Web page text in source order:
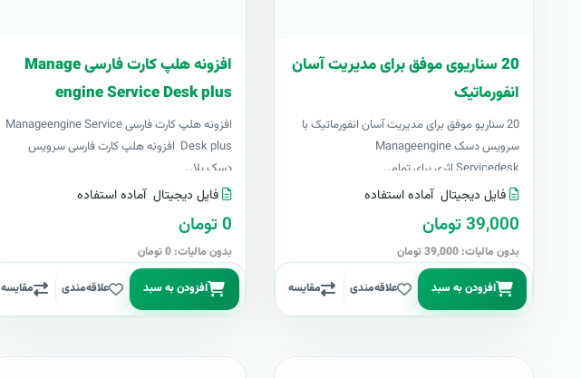
20 سناریوی موفق برای مدیریت آسان
انفورماتیک
20 سناریو موفق برای مدیریت آسان انفورماتیک با
سرویس دسک Manageengine
Servicedesk اثری برای تمام..
فایل دیجیتال آماده استفاده
39,000 تومان
بدون مالیات: 39,000 تومان
افزودن به سبد علاقه‌مندی مقایسه
افزونه هلپ کارت فارسی Manage
engine Service Desk plus
افزونه هلپ کارت فارسی Manageengine Service
Desk plus افزونه هلپ کارت فارسی سرویس
دسک پلا..
فایل دیجیتال آماده استفاده
0 تومان
بدون مالیات: 0 تومان
افزودن به سبد علاقه‌مندی مقایسه